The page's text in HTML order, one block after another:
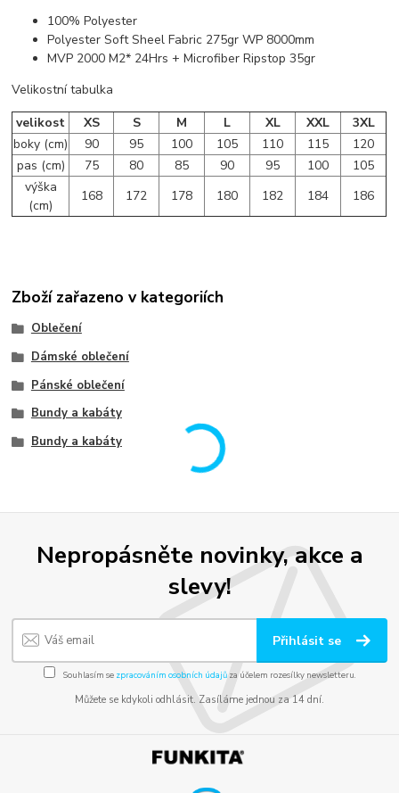
100% Polyester
Polyester Soft Sheel Fabric 275gr WP 8000mm
MVP 2000 M2* 24Hrs + Microfiber Ripstop 35gr
Velikostní tabulka
velikost
XS S M L XL XXL
3XL
boky (cm)
90 95 100 105 110 115
120
pas (cm)
75 80 85 90 95 100
105
výška
(cm)
168 172 178 180 182 184 186
Zboží zařazeno v kategoriích
Oblečení
Dámské oblečení
Pánské oblečení
Bundy a kabáty
Bundy a kabáty
Nepropásněte novinky, akce a
slevy!
Přihlásit se
Souhlasím se zpracováním osobních údajůza účelem rozesílky newsletteru.
Můžete se kdykoli odhlásit. Zasíláme jednou za 14 dní.